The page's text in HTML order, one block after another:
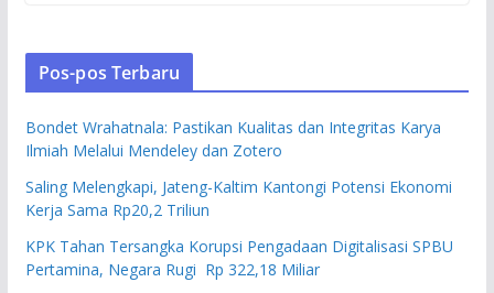
Pos-pos Terbaru
Bondet Wrahatnala: Pastikan Kualitas dan Integritas Karya
Ilmiah Melalui Mendeley dan Zotero
Saling Melengkapi, Jateng-Kaltim Kantongi Potensi Ekonomi
Kerja Sama Rp20,2 Triliun
KPK Tahan Tersangka Korupsi Pengadaan Digitalisasi SPBU
Pertamina, Negara Rugi Rp 322,18 Miliar